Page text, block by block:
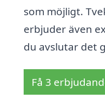
som möjligt.
erbjuder även
du avslutar det
Få 3